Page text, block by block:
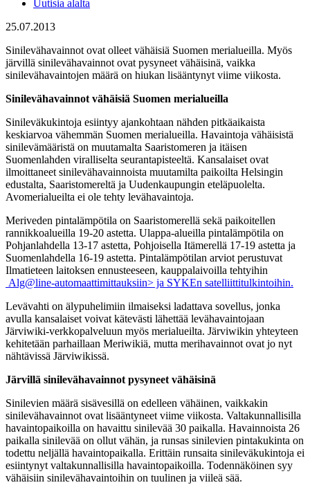
Uutisia alalta
25.07.2013
Sinilevähavainnot ovat olleet vähäisiä Suomen merialueilla. Myös
järvillä sinilevähavainnot ovat pysyneet vähäisinä, vaikka
sinilevähavaintojen määrä on hiukan lisääntynyt viime viikosta.
Sinilevähavainnot vähäisiä Suomen merialueilla
Sinileväkukintoja esiintyy ajankohtaan nähden pitkäaikaista
keskiarvoa vähemmän Suomen merialueilla. Havaintoja vähäisistä
sinilevämääristä on muutamalta Saaristomeren ja itäisen
Suomenlahden viralliselta seurantapisteeltä. Kansalaiset ovat
ilmoittaneet sinilevähavainnoista muutamilta paikoilta Helsingin
edustalta, Saaristomereltä ja Uudenkaupungin eteläpuolelta.
Avomerialueilta ei ole tehty levähavaintoja.
Meriveden pintalämpötila on Saaristomerellä sekä paikoitellen
rannikkoalueilla 19-20 astetta. Ulappa-alueilla pintalämpötila on
Pohjanlahdella 13-17 astetta, Pohjoisella Itämerellä 17-19 astetta ja
Suomenlahdella 16-19 astetta. Pintalämpötilan arviot perustuvat
Ilmatieteen laitoksen ennusteeseen, kauppalaivoilla tehtyihin
Alg@line-automaattimittauksiin> ja SYKEn satelliittitulkintoihin.
Levävahti on älypuhelimiin ilmaiseksi ladattava sovellus, jonka
avulla kansalaiset voivat kätevästi lähettää levähavaintojaan
Järviwiki-verkkopalveluun myös merialueilta. Järviwikin yhteyteen
kehitetään parhaillaan Meriwikiä, mutta merihavainnot ovat jo nyt
nähtävissä Järviwikissä.
Järvillä sinilevähavainnot pysyneet vähäisinä
Sinilevien määrä sisävesillä on edelleen vähäinen, vaikkakin
sinilevähavainnot ovat lisääntyneet viime viikosta. Valtakunnallisilla
havaintopaikoilla on havaittu sinilevää 30 paikalla. Havainnoista 26
paikalla sinilevää on ollut vähän, ja runsas sinilevien pintakukinta on
todettu neljällä havaintopaikalla. Erittäin runsaita sinileväkukintoja ei
esiintynyt valtakunnallisilla havaintopaikoilla. Todennäköinen syy
vähäisiin sinilevähavaintoihin on tuulinen ja viileä sää.